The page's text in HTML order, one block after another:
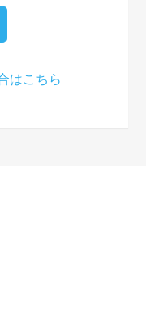
はこちら